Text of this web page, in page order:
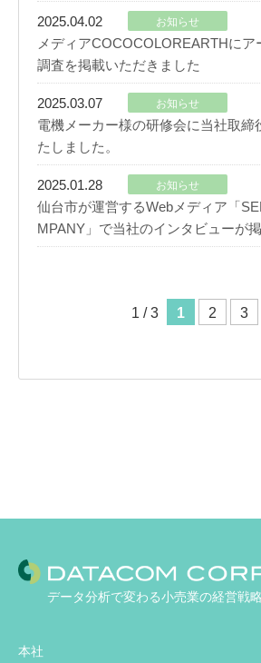
2025.04.02 お知らせ
メディアCOCOCOLOREARTHにア
調査を掲載いただきました
2025.03.07 お知らせ
電機メーカー様の研修会に当社取締
たしました。
2025.01.28 お知らせ
仙台市が運営するWebメディア「
MPANY」で当社のインタビューが
1 / 3 1 2 3
データ分析で変わる小売業の経営戦略
本社